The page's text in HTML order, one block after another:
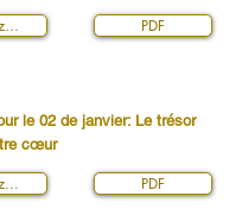
PDF
le 02 de janvier: Le trésor
cœur
PDF